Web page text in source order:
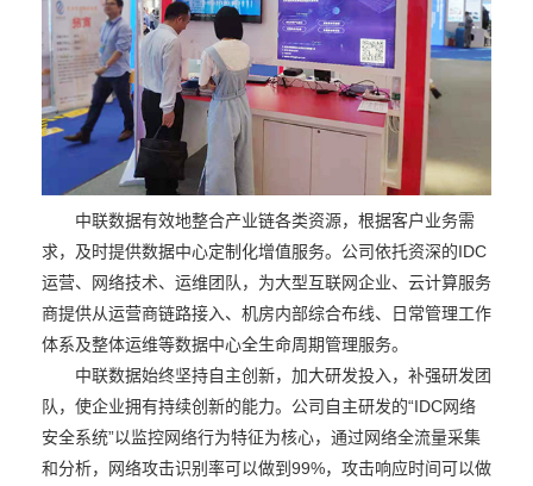
中联数据有效地整合产业链各类资源，根据客户业务需
求，及时提供数据中心定制化增值服务。公司依托资深的IDC
运营、网络技术、运维团队，为大型互联网企业、云计算服务
商提供从运营商链路接入、机房内部综合布线、日常管理工作
体系及整体运维等数据中心全生命周期管理服务。
中联数据始终坚持自主创新，加大研发投入，补强研发团
队，使企业拥有持续创新的能力。公司自主研发的“IDC网络
安全系统”以监控网络行为特征为核心，通过网络全流量采集
和分析，网络攻击识别率可以做到99%，攻击响应时间可以做